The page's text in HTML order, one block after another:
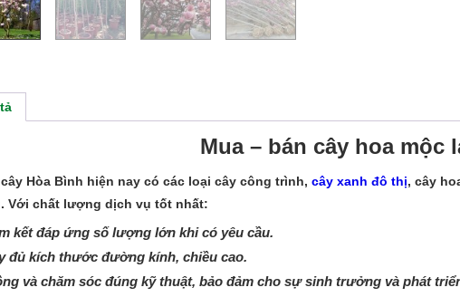
Mua – bán cây hoa mộc
Hòa Bình hiện nay có các loại cây công trình, cây xanh đô thị, cây
Với chất lượng dịch vụ tốt nhất:
kết đáp ứng số lượng lớn khi có yêu cầu.
đủ kích thước đường kính, chiều cao.
và chăm sóc đúng kỹ thuật, bảo đảm cho sự sinh trưởng và phát